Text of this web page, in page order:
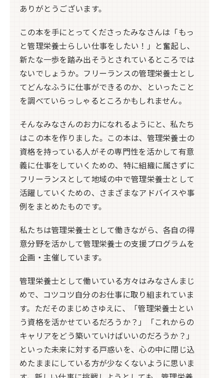
ありがとうございます。
この本を手にとってくださったみなさんは「もっ
と管理栄養士らしい仕事をしたい！」と奮起し、
新たな一歩を踏み出そうとされているところでは
ないでしょうか。フリーランスの管理栄養士とし
てどんなふうに仕事ができるのか、といったこと
を調べていらっしゃるところかもしれません。
そんなみなさんのお力になれるようにと、私たち
はこの本を作りました。この本は、管理栄養士の
資格を持っている人がその専門性を活かして有意
義に仕事をしていくための、特に組織に属さずに
フリーランスとして地域の中で管理栄養士として
活躍していくための、さまざまなアドバイスや事
例をまとめたものです。
私たちは管理栄養士として働きながら、各自の得
意分野を活かして管理栄養士の支援プログラムを
企画・主催しています。
管理栄養士として働いている方々はみなさんまじ
めで、コツコツ自分のお仕事に取り組まれていま
す。ただそのまじめさゆえに、「管理栄養士とい
う資格を活かせているだろうか？」「これからの
キャリアをどう築いていけばいいのだろうか？」
といった未来に対する戸惑いを、心の中に閉じ込
めたままにしている方が少なくないように思いま